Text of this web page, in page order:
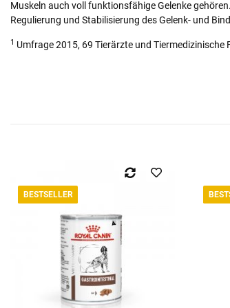
Muskeln auch voll funktionsfähige Gelenke
Regulierung und Stabilisierung des Gelenk- und
1 Umfrage 2015, 69 Tierärzte und Tiermedizinische
BESTSELLER